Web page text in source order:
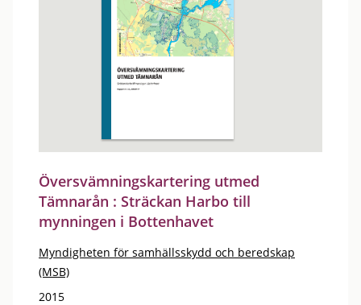
Översvämningskartering utmed
Tämnarån : Sträckan Harbo till
mynningen i Bottenhavet
Myndigheten för samhällsskydd och beredskap
(MSB)
2015